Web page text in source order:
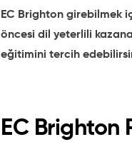
EC Brighton girebilmek
öncesi dil yeterlili
eğitimini tercih
EC Brighton